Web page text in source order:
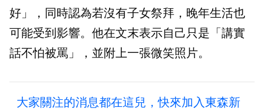
好」，同時認為若沒有子女祭拜，晚年生活也
可能受到影響。他在文末表示自己只是「講實
話不怕被罵」，並附上一張微笑照片。
大家關注的消息都在這兒，快來加入東森新